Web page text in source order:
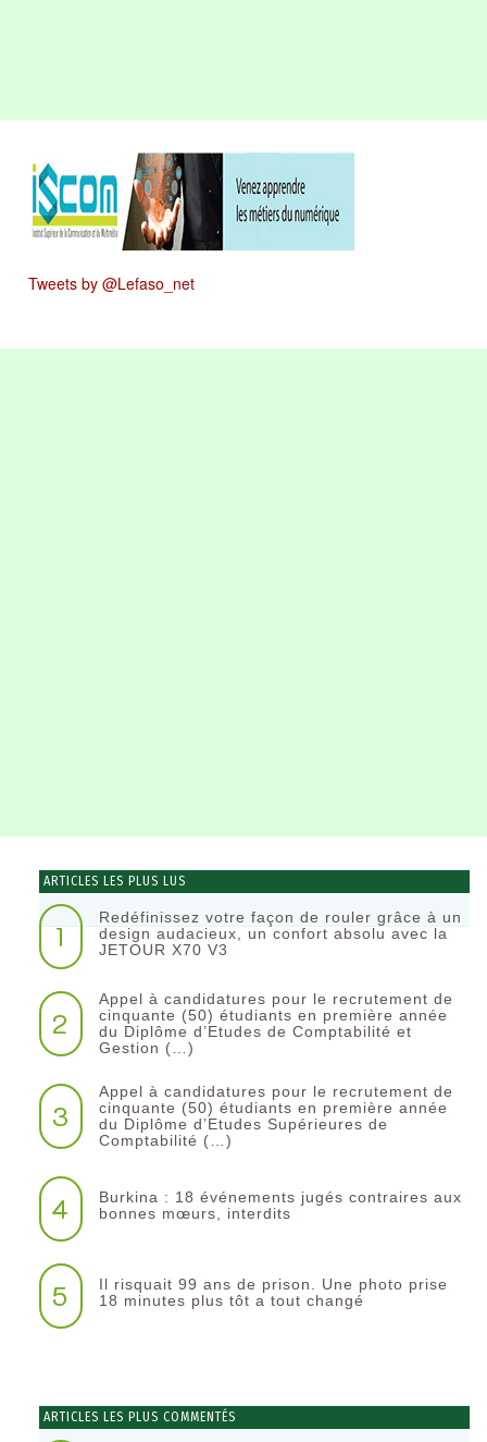
Tweets by @Lefaso_net
ARTICLES LES PLUS LUS
1
Redéfinissez votre façon de rouler grâce à un
design audacieux, un confort absolu avec la
JETOUR X70 V3
2
Appel à candidatures pour le recrutement de
cinquante (50) étudiants en première année
du Diplôme d’Etudes de Comptabilité et
Gestion (…)
3
Appel à candidatures pour le recrutement de
cinquante (50) étudiants en première année
du Diplôme d’Etudes Supérieures de
Comptabilité (…)
4
Burkina : 18 événements jugés contraires aux
bonnes mœurs, interdits
5
Il risquait 99 ans de prison. Une photo prise
18 minutes plus tôt a tout changé
ARTICLES LES PLUS COMMENTÉS